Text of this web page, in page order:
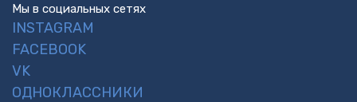
Мы в социальных сетях
INSTAGRAM
FACEBOOK
VK
ОДНОКЛАССНИКИ